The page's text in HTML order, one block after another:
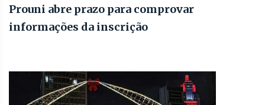
Prouni abre prazo para comprovar
informações da inscrição